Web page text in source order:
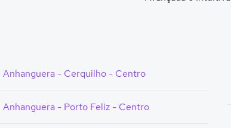
Anhanguera - Cerquilho - Centro
Anhanguera - Porto Feliz - Centro